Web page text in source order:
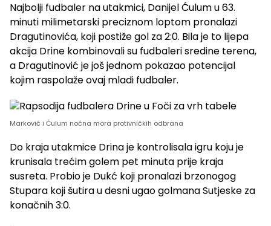
Najbolji fudbaler na utakmici, Danijel Ćulum u 63.
minuti milimetarski preciznom loptom pronalazi
Dragutinovića, koji postiže gol za 2:0. Bila je to lijepa
akcija Drine kombinovali su fudbaleri sredine terena,
a Dragutinović je još jednom pokazao potencijal
kojim raspolaže ovaj mladi fudbaler.
Marković i Ćulum noćna mora protivničkih odbrana
Do kraja utakmice Drina je kontrolisala igru koju je
krunisala trećim golem pet minuta prije kraja
susreta. Probio je Dukć koji pronalazi brzonogog
Stupara koji šutira u desni ugao golmana Sutjeske za
konačnih 3:0.